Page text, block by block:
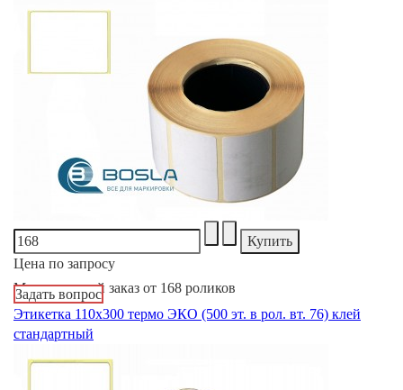
Цена по запросу
Минимальный заказ от 168 роликов
Задать вопрос
Этикетка 110х300 термо ЭКО (500 эт. в рол. вт. 76) клей
стандартный